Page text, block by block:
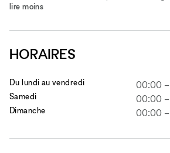
lire moins
HORAIRES
Du lundi au vendredi 00:00 –
Samedi 00:00 –
Dimanche 00:00 –